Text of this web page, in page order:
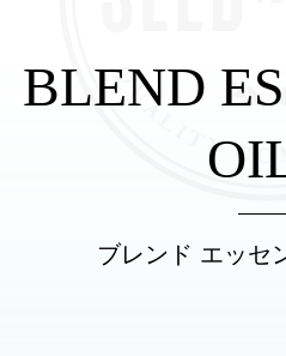
BLEND
ブレンド エッセ